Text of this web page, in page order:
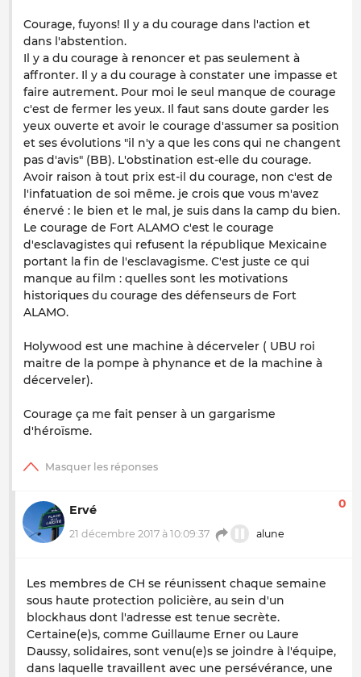
Courage, fuyons! Il y a du courage dans l'action et
dans l'abstention.
Il y a du courage à renoncer et pas seulement à
affronter. Il y a du courage à constater une impasse et
faire autrement. Pour moi le seul manque de courage
c'est de fermer les yeux. Il faut sans doute garder les
yeux ouverte et avoir le courage d'assumer sa position
et ses évolutions "il n'y a que les cons qui ne changent
pas d'avis" (BB). L'obstination est-elle du courage.
Avoir raison à tout prix est-il du courage, non c'est de
l'infatuation de soi même. je crois que vous m'avez
énervé : le bien et le mal, je suis dans la camp du bien.
Le courage de Fort ALAMO c'est le courage
d'esclavagistes qui refusent la république Mexicaine
portant la fin de l'esclavagisme. C'est juste ce qui
manque au film : quelles sont les motivations
historiques du courage des défenseurs de Fort
ALAMO.
Holywood est une machine à décerveler ( UBU roi
maitre de la pompe à phynance et de la machine à
décerveler).
Courage ça me fait penser à un gargarisme
d'héroïsme.
Ervé
21 décembre 2017 à 10:09:37 alune
0
Les membres de CH se réunissent chaque semaine
sous haute protection policière, au sein d'un
blockhaus dont l'adresse est tenue secrète.
Certaine(e)s, comme Guillaume Erner ou Laure
Daussy, solidaires, sont venu(e)s se joindre à l'équipe,
dans laquelle travaillent avec une persévérance, une